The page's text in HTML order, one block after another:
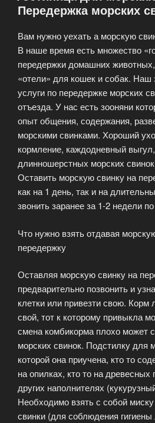
Передержка морских
Вам нужно уехать а морскую
В наше время есть множество
передержки домашних
«отели» для кошек и собак. Наш
услуги по передержке морских
отъезда. У нас есть зооняни
опыт общения, содержания,
морскими свинками. Хороший
кормление, каждодневный
длинношерстных морских
Оставить морскую свинку на
как на 1 день, так и на
звонить заранее за 1-2 недели
Что нужно взять отдавая
передержку
Оставляя морскую свинку на
предварительно позвонить и
клетки или привезти свою. Корм
свой, тот к которому привыкла
смена комбикорма плохо может
морских свинок. Подстилку для
которой она приучена, кто то
на опилках, кто то на древесных
других наполнителях
Необходимо взять с собой
свинки (для соблюдения